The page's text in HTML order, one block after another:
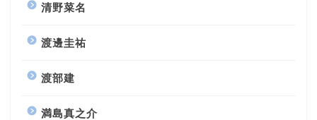
清野菜名
渡邊圭祐
渡部建
満島真之介